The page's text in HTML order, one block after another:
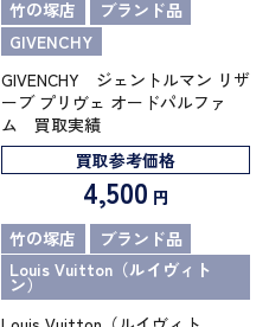
竹の塚店
ブランド品
GIVENCHY
GIVENCHY ジェントルマン リザ
ーブ プリヴェ オードパルファ
ム 買取実績
買取参考価格
4,500 円
竹の塚店
ブランド品
Louis Vuitton（ルイヴィト
ン）